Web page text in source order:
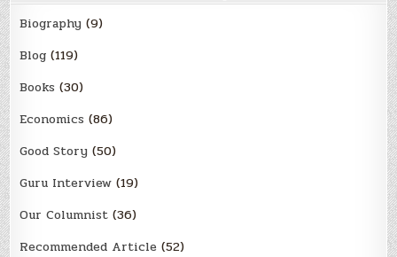
Biography (9)
Blog (119)
Books (30)
Economics (86)
Good Story (50)
Guru Interview (19)
Our Columnist (36)
Recommended Article (52)